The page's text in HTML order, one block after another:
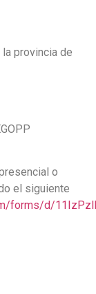
la provincia de
o
el siguiente
forms/d/